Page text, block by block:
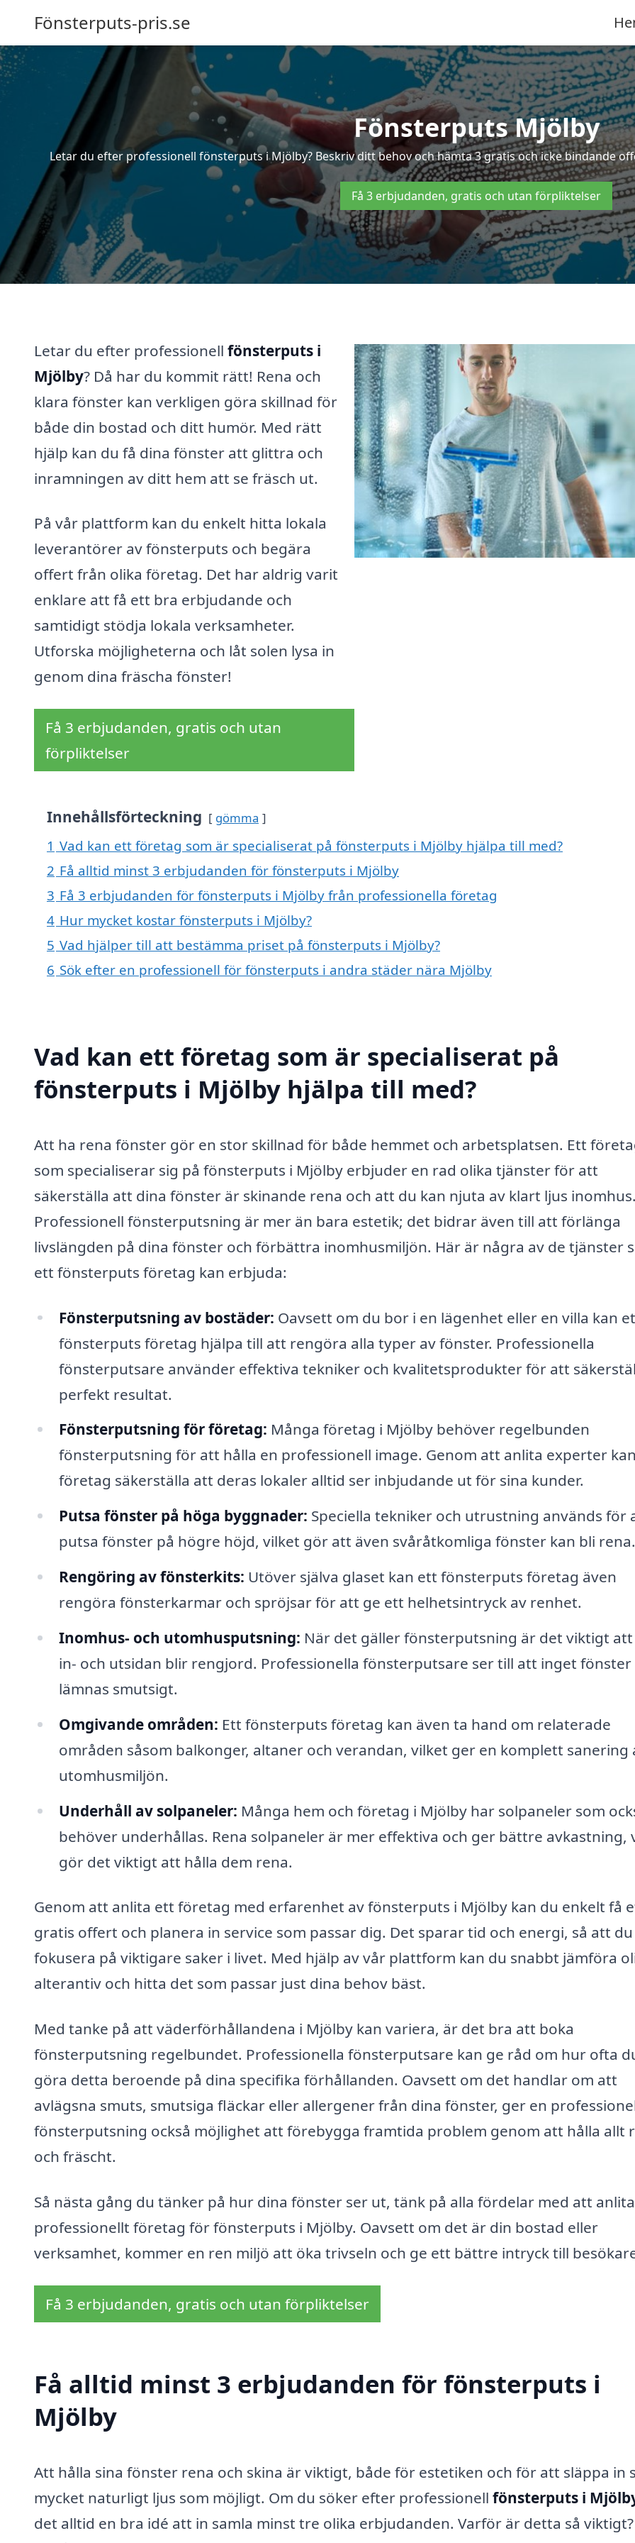
Fönsterputs-pris.se
Fönsterputs Mjölby
Letar du efter professionell fönsterputs i Mjölby? Beskriv ditt behov och hämta 3 gratis och icke bindande
Få 3 erbjudanden, gratis och utan förpliktelser
Letar du efter professionell fönsterputs i
Mjölby? Då har du kommit rätt! Rena och
klara fönster kan verkligen göra skillnad för
både din bostad och ditt humör. Med rätt
hjälp kan du få dina fönster att glittra och
inramningen av ditt hem att se fräsch ut.
På vår plattform kan du enkelt hitta lokala
leverantörer av fönsterputs och begära
offert från olika företag. Det har aldrig varit
enklare att få ett bra erbjudande och
samtidigt stödja lokala verksamheter.
Utforska möjligheterna och låt solen lysa in
genom dina fräscha fönster!
Få 3 erbjudanden, gratis och utan
förpliktelser
Innehållsförteckning gömma
1 Vad kan ett företag som är specialiserat på fönsterputs i Mjölby hjälpa till med?
2 Få alltid minst 3 erbjudanden för fönsterputs i Mjölby
3 Få 3 erbjudanden för fönsterputs i Mjölby från professionella företag
4 Hur mycket kostar fönsterputs i Mjölby?
5 Vad hjälper till att bestämma priset på fönsterputs i Mjölby?
6 Sök efter en professionell för fönsterputs i andra städer nära Mjölby
Vad kan ett företag som är specialiserat på
fönsterputs i Mjölby hjälpa till med?
Att ha rena fönster gör en stor skillnad för både hemmet och arbetsplatsen. Ett
som specialiserar sig på fönsterputs i Mjölby erbjuder en rad olika tjänster för att
säkerställa att dina fönster är skinande rena och att du kan njuta av klart ljus inomhus.
Professionell fönsterputsning är mer än bara estetik; det bidrar även till att förlänga
livslängden på dina fönster och förbättra inomhusmiljön. Här är några av de tjänster
ett fönsterputs företag kan erbjuda:
Fönsterputsning av bostäder: Oavsett om du bor i en lägenhet eller en villa kan
fönsterputs företag hjälpa till att rengöra alla typer av fönster. Professionella
fönsterputsare använder effektiva tekniker och kvalitetsprodukter för att
perfekt resultat.
Fönsterputsning för företag: Många företag i Mjölby behöver regelbunden
fönsterputsning för att hålla en professionell image. Genom att anlita experter kan
företag säkerställa att deras lokaler alltid ser inbjudande ut för sina kunder.
Putsa fönster på höga byggnader: Speciella tekniker och utrustning används för
putsa fönster på högre höjd, vilket gör att även svåråtkomliga fönster kan bli rena.
Rengöring av fönsterkits: Utöver själva glaset kan ett fönsterputs företag även
rengöra fönsterkarmar och spröjsar för att ge ett helhetsintryck av renhet.
Inomhus- och utomhusputsning: När det gäller fönsterputsning är det viktigt
in- och utsidan blir rengjord. Professionella fönsterputsare ser till att inget fönster
lämnas smutsigt.
Omgivande områden: Ett fönsterputs företag kan även ta hand om relaterade
områden såsom balkonger, altaner och verandan, vilket ger en komplett sanering
utomhusmiljön.
Underhåll av solpaneler: Många hem och företag i Mjölby har solpaneler som
behöver underhållas. Rena solpaneler är mer effektiva och ger bättre avkastning,
gör det viktigt att hålla dem rena.
Genom att anlita ett företag med erfarenhet av fönsterputs i Mjölby kan du enkelt få
gratis offert och planera in service som passar dig. Det sparar tid och energi, så att
fokusera på viktigare saker i livet. Med hjälp av vår plattform kan du snabbt jämföra
alterantiv och hitta det som passar just dina behov bäst.
Med tanke på att väderförhållandena i Mjölby kan variera, är det bra att boka
fönsterputsning regelbundet. Professionella fönsterputsare kan ge råd om hur ofta
göra detta beroende på dina specifika förhållanden. Oavsett om det handlar om att
avlägsna smuts, smutsiga fläckar eller allergener från dina fönster, ger en
fönsterputsning också möjlighet att förebygga framtida problem genom att hålla allt
och fräscht.
Så nästa gång du tänker på hur dina fönster ser ut, tänk på alla fördelar med att
professionellt företag för fönsterputs i Mjölby. Oavsett om det är din bostad eller
verksamhet, kommer en ren miljö att öka trivseln och ge ett bättre intryck till
Få 3 erbjudanden, gratis och utan förpliktelser
Få alltid minst 3 erbjudanden för fönsterputs i
Mjölby
Att hålla sina fönster rena och skina är viktigt, både för estetiken och för att släppa in
mycket naturligt ljus som möjligt. Om du söker efter professionell fönsterputs i
det alltid en bra idé att in samla minst tre olika erbjudanden. Varför är detta så